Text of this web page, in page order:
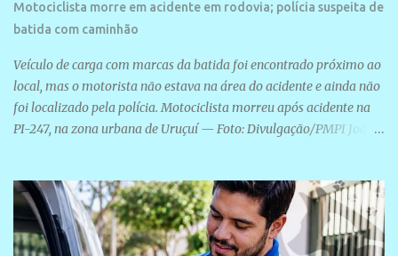
Motociclista morre em acidente em rodovia; polícia suspeita de
batida com caminhão
Veículo de carga com marcas da batida foi encontrado próximo ao
local, mas o motorista não estava na área do acidente e ainda não
foi localizado pela polícia. Motociclista morreu após acidente na
PI-247, na zona urbana de Uruçuí — Foto: Divulgação/PMPI João
A Polícia Militar informou que um caminhão com marcas de
colisão foi encontrado próximo ao local. Segundo o 10º Batalhão
da Polícia Militar (10º BPM), a equipe foi acionada por volta das 6h